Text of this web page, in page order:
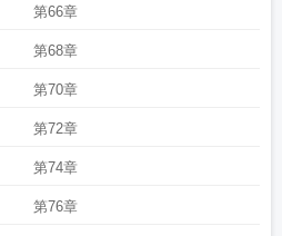
第66章
第68章
第70章
第72章
第74章
第76章